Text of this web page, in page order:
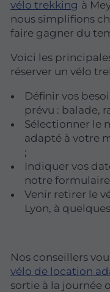
vélo trekking à
nous simplifions
faire gagner du
Voici les
réserver un vélo
Définir vos
prévu : balade,
Sélectionner le
adapté à votre
;
Indiquer vos
notre
Venir retirer le
Lyon, à
Nos conseillers
vélo de location
sortie à la journée